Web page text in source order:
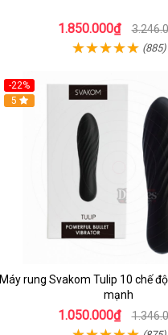
1.850.000₫
(885)
-22%
Hot
5
Máy rung Svakom Tulip 10 chế
mạnh
1.050.000₫